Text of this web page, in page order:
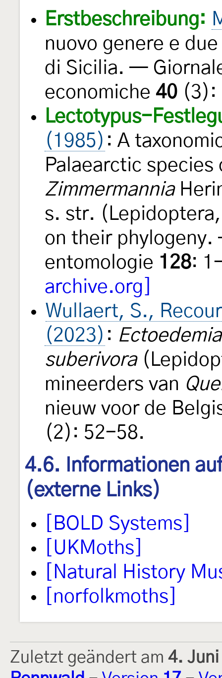
Erstbeschreibung:
nuovo genere e
di Sicilia. —
economiche 40 (3):
Lectotypus-
(1985) : A
Palaearctic
Zimmermannia
s. str.
on their
entomologie 128:
archive.org]
Wullaert, S.,
(2023) :
suberivora
mineerders van
nieuw voor de
(2): 52-58.
4.6. Informationen
(externe Links)
[BOLD Systems]
[UKMoths]
[Natural History
[norfolkmoths]
Zuletzt geändert am 4.